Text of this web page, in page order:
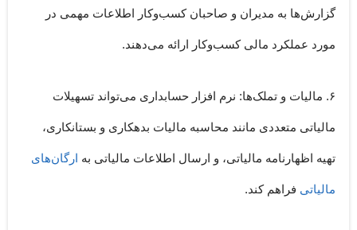
گزارش‌ها به مدیران و صاحبان کسب‌وکار اطلاعات مهمی در
مورد عملکرد مالی کسب‌وکار ارائه می‌دهند.
۶. مالیات و تملک‌ها: نرم افزار حسابداری می‌تواند تسهیلات
مالیاتی متعددی مانند محاسبه مالیات بدهکاری و بستانکاری،
تهیه اظهارنامه مالیاتی، و ارسال اطلاعات مالیاتی به ارگان‌های
مالیاتی فراهم کند.